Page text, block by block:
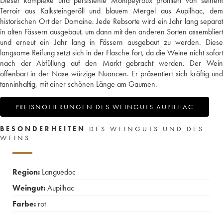
Terroir aus Kalksteingeröll und blauem Mergel aus Aupilhac, dem
historischen Ort der Domaine. Jede Rebsorte wird ein Jahr lang separat
in alten Fässern ausgebaut, um dann mit den anderen Sorten assembliert
und erneut ein Jahr lang in Fässern ausgebaut zu werden. Diese
langsame Reifung setzt sich in der Flasche fort, da die Weine nicht sofort
nach der Abfüllung auf den Markt gebracht werden. Der Wein
offenbart in der Nase würzige Nuancen. Er präsentiert sich kräftig und
tanninhaltig, mit einer schönen Länge am Gaumen.
PREISNOTIERUNGEN DES WEINGUTS AUPILHAC
BESONDERHEITEN
DES WEINGUTS UND DES
WEINS
Region: Languedoc
Weingut:Aupilhac
Farbe: rot